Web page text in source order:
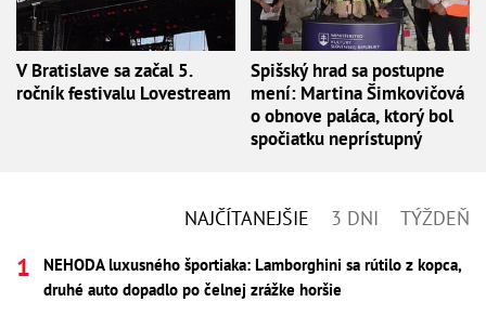
V Bratislave sa začal 5.
ročník festivalu Lovestream
Spišský hrad sa postupne
mení: Martina Šimkovičová
o obnove paláca, ktorý bol
spočiatku neprístupný
NAJČÍTANEJŠIE 3 DNI TÝŽDEŇ
NEHODA luxusného športiaka: Lamborghini sa rútilo z kopca,
druhé auto dopadlo po čelnej zrážke horšie